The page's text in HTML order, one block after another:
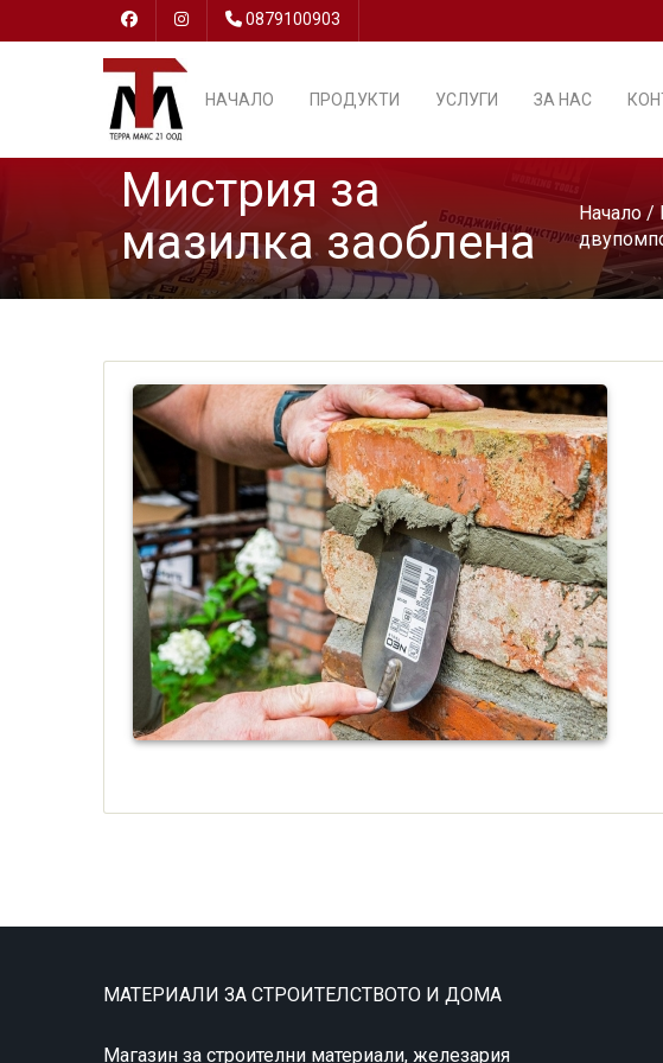
0879100903
НАЧАЛО ПРОДУКТИ УСЛУГИ ЗА НАС
Мистрия за
мазилка заоблена
Начало/
МАТЕРИАЛИ ЗА СТРОИТЕЛСТВОТО И ДОМА
Магазин за строителни материали, железария